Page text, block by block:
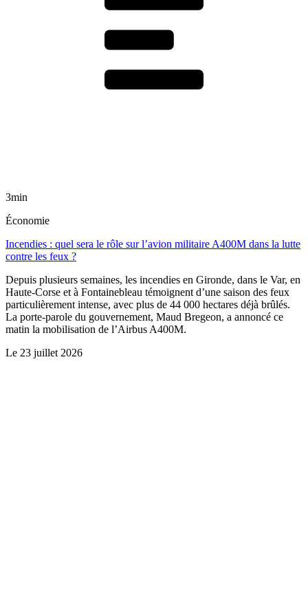
3min
Économie
Incendies : quel sera le rôle sur l’avion militaire A400M dans la lutte
contre les feux ?
Depuis plusieurs semaines, les incendies en Gironde, dans le Var, en
Haute-Corse et à Fontainebleau témoignent d’une saison des feux
particulièrement intense, avec plus de 44 000 hectares déjà brûlés.
La porte-parole du gouvernement, Maud Bregeon, a annoncé ce
matin la mobilisation de l’Airbus A400M.
Le 23 juillet 2026